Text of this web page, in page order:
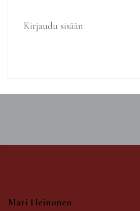
Kirjaudu sisään
Mari Heinonen